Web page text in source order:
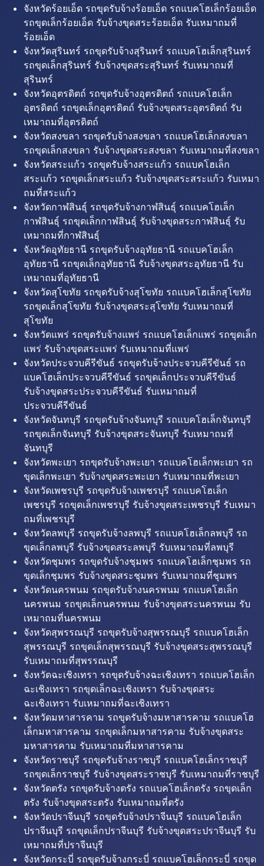
จังหวัดร้อยเอ็ด รถขุดรับจ้างร้อยเอ็ด รถแบคโฮเล็กร้อยเอ็ด
รถขุดเล็กร้อยเอ็ด รับจ้างขุดสระร้อยเอ็ด รับเหมาถมที่
ร้อยเอ็ด
จังหวัดสุรินทร์ รถขุดรับจ้างสุรินทร์ รถแบคโฮเล็กสุรินทร์
รถขุดเล็กสุรินทร์ รับจ้างขุดสระสุรินทร์ รับเหมาถมที่
สุรินทร์
จังหวัดอุตรดิตถ์ รถขุดรับจ้างอุตรดิตถ์ รถแบคโฮเล็ก
อุตรดิตถ์ รถขุดเล็กอุตรดิตถ์ รับจ้างขุดสระอุตรดิตถ์ รับ
เหมาถมที่อุตรดิตถ์
จังหวัดสงขลา รถขุดรับจ้างสงขลา รถแบคโฮเล็กสงขลา
รถขุดเล็กสงขลา รับจ้างขุดสระสงขลา รับเหมาถมที่สงขลา
จังหวัดสระแก้ว รถขุดรับจ้างสระแก้ว รถแบคโฮเล็ก
สระแก้ว รถขุดเล็กสระแก้ว รับจ้างขุดสระสระแก้ว รับเหมา
ถมที่สระแก้ว
จังหวัดกาฬสินธุ์ รถขุดรับจ้างกาฬสินธุ์ รถแบคโฮเล็ก
กาฬสินธุ์ รถขุดเล็กกาฬสินธุ์ รับจ้างขุดสระกาฬสินธุ์ รับ
เหมาถมที่กาฬสินธุ์
จังหวัดอุทัยธานี รถขุดรับจ้างอุทัยธานี รถแบคโฮเล็ก
อุทัยธานี รถขุดเล็กอุทัยธานี รับจ้างขุดสระอุทัยธานี รับ
เหมาถมที่อุทัยธานี
จังหวัดสุโขทัย รถขุดรับจ้างสุโขทัย รถแบคโฮเล็กสุโขทัย
รถขุดเล็กสุโขทัย รับจ้างขุดสระสุโขทัย รับเหมาถมที่
สุโขทัย
จังหวัดแพร่ รถขุดรับจ้างแพร่ รถแบคโฮเล็กแพร่ รถขุดเล็ก
แพร่ รับจ้างขุดสระแพร่ รับเหมาถมที่แพร่
จังหวัดประจวบคีรีขันธ์ รถขุดรับจ้างประจวบคีรีขันธ์ รถ
แบคโฮเล็กประจวบคีรีขันธ์ รถขุดเล็กประจวบคีรีขันธ์
รับจ้างขุดสระประจวบคีรีขันธ์ รับเหมาถมที่
ประจวบคีรีขันธ์
จังหวัดจันทบุรี รถขุดรับจ้างจันทบุรี รถแบคโฮเล็กจันทบุรี
รถขุดเล็กจันทบุรี รับจ้างขุดสระจันทบุรี รับเหมาถมที่
จันทบุรี
จังหวัดพะเยา รถขุดรับจ้างพะเยา รถแบคโฮเล็กพะเยา รถ
ขุดเล็กพะเยา รับจ้างขุดสระพะเยา รับเหมาถมที่พะเยา
จังหวัดเพชรบุรี รถขุดรับจ้างเพชรบุรี รถแบคโฮเล็ก
เพชรบุรี รถขุดเล็กเพชรบุรี รับจ้างขุดสระเพชรบุรี รับเหมา
ถมที่เพชรบุรี
จังหวัดลพบุรี รถขุดรับจ้างลพบุรี รถแบคโฮเล็กลพบุรี รถ
ขุดเล็กลพบุรี รับจ้างขุดสระลพบุรี รับเหมาถมที่ลพบุรี
จังหวัดชุมพร รถขุดรับจ้างชุมพร รถแบคโฮเล็กชุมพร รถ
ขุดเล็กชุมพร รับจ้างขุดสระชุมพร รับเหมาถมที่ชุมพร
จังหวัดนครพนม รถขุดรับจ้างนครพนม รถแบคโฮเล็ก
นครพนม รถขุดเล็กนครพนม รับจ้างขุดสระนครพนม รับ
เหมาถมที่นครพนม
จังหวัดสุพรรณบุรี รถขุดรับจ้างสุพรรณบุรี รถแบคโฮเล็ก
สุพรรณบุรี รถขุดเล็กสุพรรณบุรี รับจ้างขุดสระสุพรรณบุรี
รับเหมาถมที่สุพรรณบุรี
จังหวัดฉะเชิงเทรา รถขุดรับจ้างฉะเชิงเทรา รถแบคโฮเล็ก
ฉะเชิงเทรา รถขุดเล็กฉะเชิงเทรา รับจ้างขุดสระ
ฉะเชิงเทรา รับเหมาถมที่ฉะเชิงเทรา
จังหวัดมหาสารคาม รถขุดรับจ้างมหาสารคาม รถแบคโฮ
เล็กมหาสารคาม รถขุดเล็กมหาสารคาม รับจ้างขุดสระ
มหาสารคาม รับเหมาถมที่มหาสารคาม
จังหวัดราชบุรี รถขุดรับจ้างราชบุรี รถแบคโฮเล็กราชบุรี
รถขุดเล็กราชบุรี รับจ้างขุดสระราชบุรี รับเหมาถมที่ราชบุรี
จังหวัดตรัง รถขุดรับจ้างตรัง รถแบคโฮเล็กตรัง รถขุดเล็ก
ตรัง รับจ้างขุดสระตรัง รับเหมาถมที่ตรัง
จังหวัดปราจีนบุรี รถขุดรับจ้างปราจีนบุรี รถแบคโฮเล็ก
ปราจีนบุรี รถขุดเล็กปราจีนบุรี รับจ้างขุดสระปราจีนบุรี รับ
เหมาถมที่ปราจีนบุรี
จังหวัดกระบี่ รถขุดรับจ้างกระบี่ รถแบคโฮเล็กกระบี่ รถขุด